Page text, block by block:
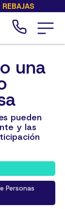
REBAJAS
una
pueden
y las
Personas